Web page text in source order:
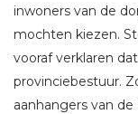
inwoners van de
mochten kiezen.
vooraf verklaren
provinciebestuur.
aanhangers van